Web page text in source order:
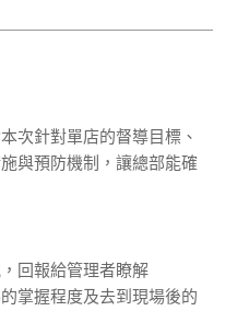
次針對單店的督導目標、
與預防機制，讓總部能確
回報給管理者瞭解
掌握程度及去到現場後的